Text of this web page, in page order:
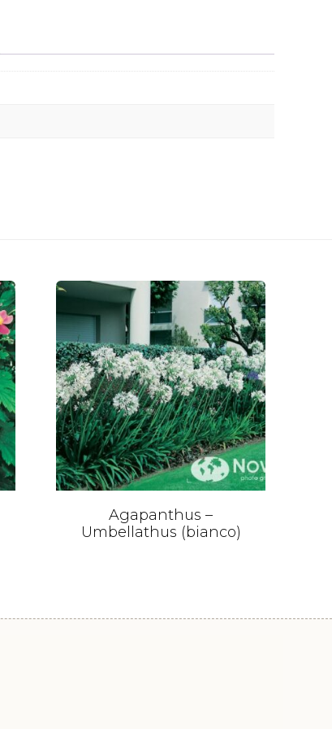
Agapanthus –
Umbellathus (bianco)